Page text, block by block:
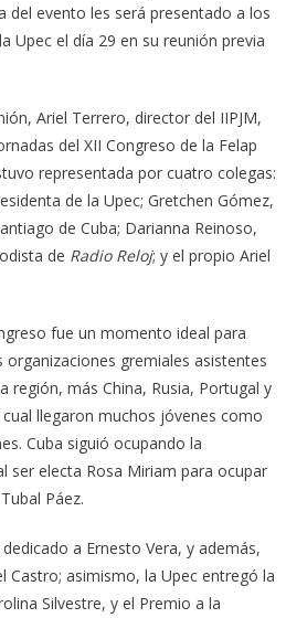
del evento les será presentado a los
Upec el día 29 en su reunión previa
Ariel Terrero, director del IIPJM,
del XII Congreso de la Felap
representada por cuatro colegas:
de la Upec; Gretchen Gómez,
de Cuba; Darianna Reinoso,
de Radio Reloj; y el propio Ariel
fue un momento ideal para
organizaciones gremiales asistentes
región, más China, Rusia, Portugal y
llegaron muchos jóvenes como
Cuba siguió ocupando la
ser electa Rosa Miriam para ocupar
Páez.
a Ernesto Vera, y además,
Castro; asimismo, la Upec entregó la
Silvestre, y el Premio a la